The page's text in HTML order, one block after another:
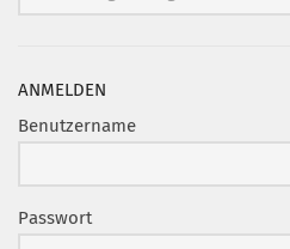
Arbeitsgruppen
Münchner Marketingpreis
Mentoring
Bundesverband Marketing Clubs
ANMELDEN
Benutzername
Passwort